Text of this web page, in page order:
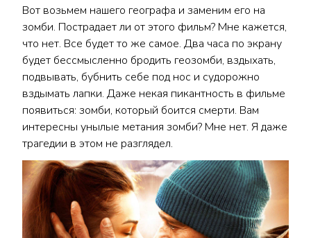
Вот возьмем нашего географа и заменим его на
зомби. Пострадает ли от этого фильм? Мне кажется,
что нет. Все будет то же самое. Два часа по экрану
будет бессмысленно бродить геозомби, вздыхать,
подвывать, бубнить себе под нос и судорожно
вздымать лапки. Даже некая пикантность в фильме
появиться: зомби, который боится смерти. Вам
интересны унылые метания зомби? Мне нет. Я даже
трагедии в этом не разглядел.